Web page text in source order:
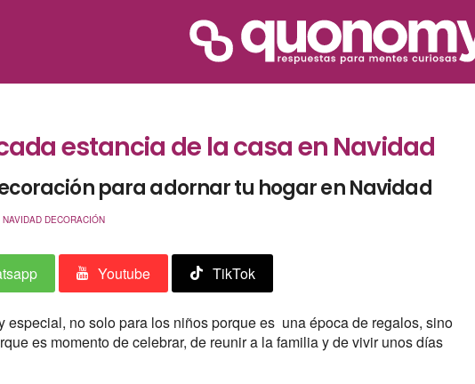
estancia de la casa en Navidad
para adornar tu hogar en Navidad
NAVIDAD DECORACIÓN
Youtube TikTok
especial, no solo para los niños porque es una época de regalos, sino
es momento de celebrar, de reunir a la familia y de vivir unos días